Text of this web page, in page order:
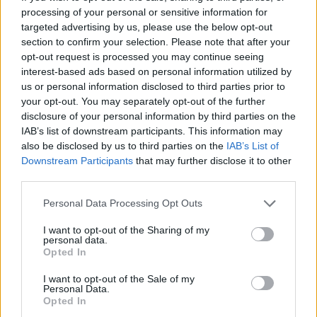
processing of your personal or sensitive information for
targeted advertising by us, please use the below opt-out
section to confirm your selection. Please note that after your
opt-out request is processed you may continue seeing
interest-based ads based on personal information utilized by
us or personal information disclosed to third parties prior to
your opt-out. You may separately opt-out of the further
disclosure of your personal information by third parties on the
IAB’s list of downstream participants. This information may
also be disclosed by us to third parties on the IAB’s List of
Downstream Participants that may further disclose it to other
Please note that this website/app uses one or more Google
not limited to your visit or usage behaviour. You may click to
grant or deny consent to Google and its third-party tags to
use your data for below specified purposes in below Google
consent section.
Personal Data Processing Opt Outs
I want to opt-out of the Sharing of my
personal data.
Opted In
I want to opt-out of the Sale of my
Personal Data.
Opted In
A pártállami időkben annyiban voltak baloldaliak
ezek az újságok, amennyiben maga az
államszocialista rendszer törekedett a társadalmi
esélyegyenlőség-teremtésre, a javak
újraelosztásában a szociális szempontok
érvényesítésére, ami aztán tükröződött a politikai
újságok felfogásában az 1980-as évek második
feléig. Ezt követően azonban az erre felajzott
szerkesztők, újságírók révén a kapitalizmus igenlése
kezdett beszüremkedni az oldalaikra.
A rendszerváltoztatás után inkább csak az egyre
fogyatkozó, lassan kiöregedő olvasók reménye volt,
hogy a korábbi szociális értékrend fogja
meghatározni kedvelt lapjaik tartalmát. Ez olyan
önáltatás volt, amit a médiumokhoz és a
baloldalinak nevezett, valójában a tőkés viszonyok
iránt elkötelezett pártokhoz, szervezetekhez
egzisztenciálisan kapcsolódók tudatosan